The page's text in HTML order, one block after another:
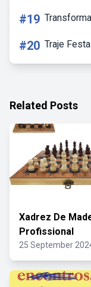
#19
#20 Traje
Related Posts
Xadrez De
Profissional
25 September